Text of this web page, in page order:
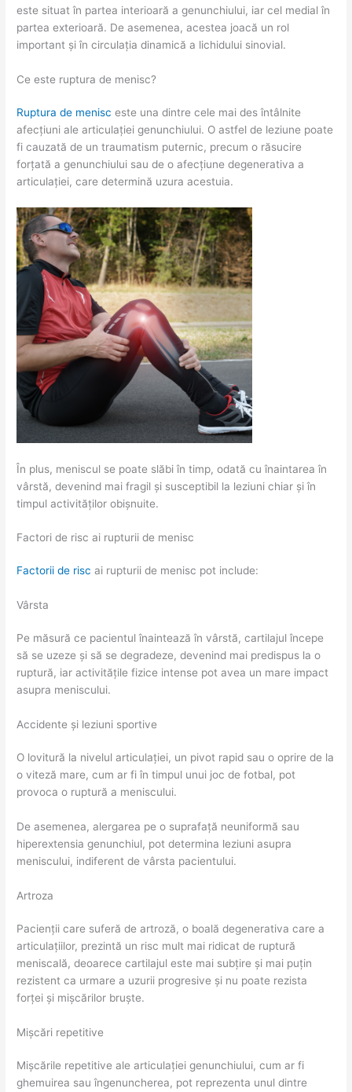
este situat în partea interioară a genunchiului, iar cel medial în
partea exterioară. De asemenea, acestea joacă un rol
important și în circulația dinamică a lichidului sinovial.
Ce este ruptura de menisc?
Ruptura de menisc este una dintre cele mai des întâlnite
afecțiuni ale articulației genunchiului. O astfel de leziune poate
fi cauzată de un traumatism puternic, precum o răsucire
forțată a genunchiului sau de o afecțiune degenerativa a
articulației, care determină uzura acestuia.
În plus, meniscul se poate slăbi în timp, odată cu înaintarea în
vârstă, devenind mai fragil și susceptibil la leziuni chiar și în
timpul activităților obișnuite.
Factori de risc ai rupturii de menisc
Factorii de risc ai rupturii de menisc pot include:
Vârsta
Pe măsură ce pacientul înaintează în vârstă, cartilajul începe
să se uzeze și să se degradeze, devenind mai predispus la o
ruptură, iar activitățile fizice intense pot avea un mare impact
asupra meniscului.
Accidente și leziuni sportive
O lovitură la nivelul articulației, un pivot rapid sau o oprire de la
o viteză mare, cum ar fi în timpul unui joc de fotbal, pot
provoca o ruptură a meniscului.
De asemenea, alergarea pe o suprafață neuniformă sau
hiperextensia genunchiul, pot determina leziuni asupra
meniscului, indiferent de vârsta pacientului.
Artroza
Pacienții care suferă de artroză, o boală degenerativa care a
articulațiilor, prezintă un risc mult mai ridicat de ruptură
meniscală, deoarece cartilajul este mai subțire și mai puțin
rezistent ca urmare a uzurii progresive și nu poate rezista
forței și mișcărilor bruște.
Mișcări repetitive
Mișcările repetitive ale articulației genunchiului, cum ar fi
ghemuirea sau îngenuncherea, pot reprezenta unul dintre